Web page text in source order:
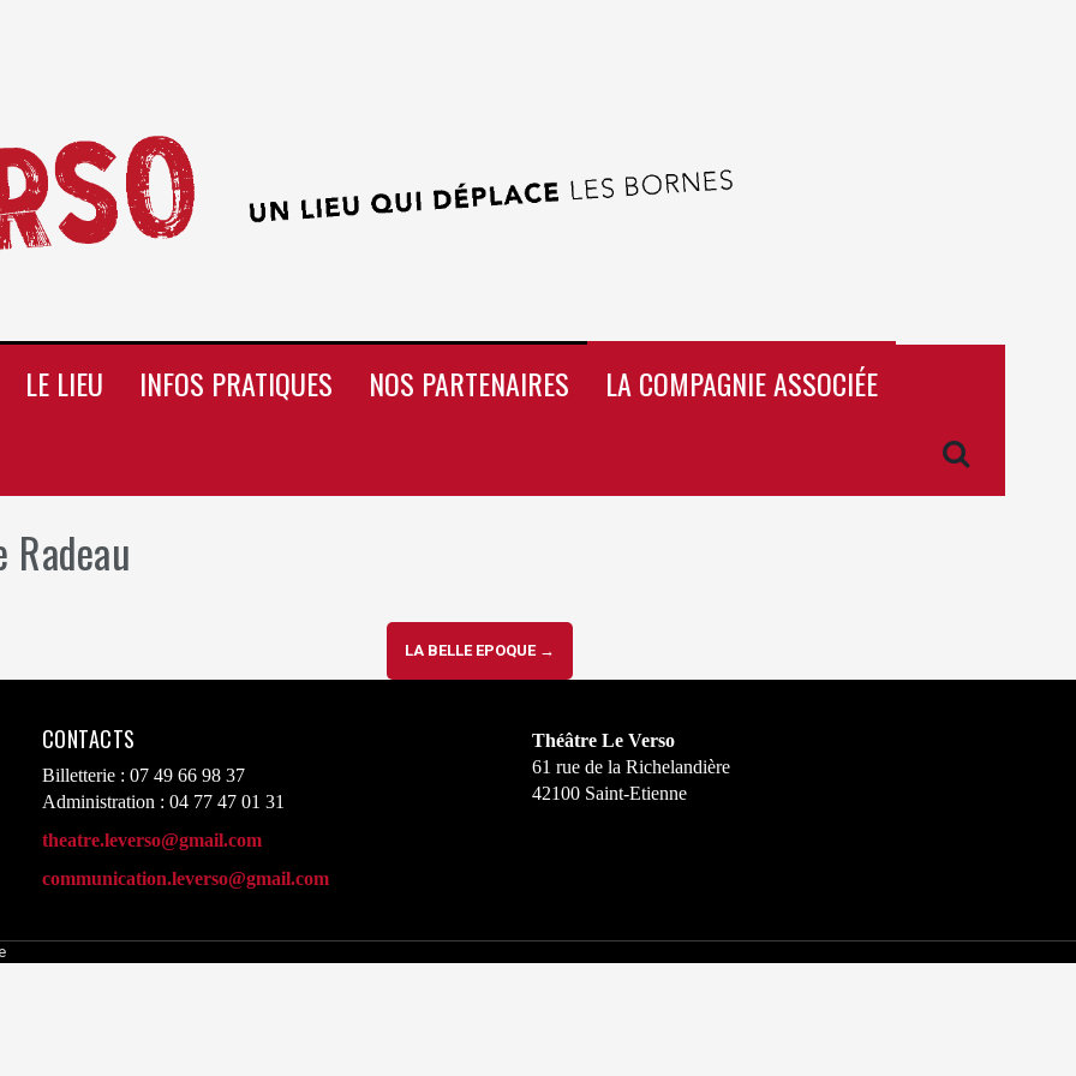
LE LIEU INFOS PRATIQUES NOS PARTENAIRES
LA COMPAGNIE ASSOCIÉE
Radeau
LA BELLE EPOQUE →
CONTACTS
Billetterie : 07 49 66 98 37
Administration : 04 77 47 01 31
theatre.leverso@gmail.com
communication.leverso@gmail.com
Théâtre Le Verso
61 rue de la Richelandière
42100 Saint-Etienne